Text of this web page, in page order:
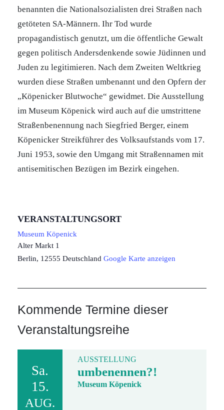
benannten die Nationalsozialisten drei Straßen nach
getöteten SA-Männern. Ihr Tod wurde
propagandistisch genutzt, um die öffentliche Gewalt
gegen politisch Andersdenkende sowie Jüdinnen und
Juden zu legitimieren. Nach dem Zweiten Weltkrieg
wurden diese Straßen umbenannt und den Opfern der
„Köpenicker Blutwoche“ gewidmet. Die Ausstellung
im Museum Köpenick wird auch auf die umstrittene
Straßenbenennung nach Siegfried Berger, einem
Köpenicker Streikführer des Volksaufstands vom 17.
Juni 1953, sowie den Umgang mit Straßennamen mit
antisemitischen Bezügen im Bezirk eingehen.
VERANSTALTUNGSORT
Museum Köpenick
Alter Markt 1
Berlin, 12555 Deutschland Google Karte anzeigen
Kommende Termine dieser
Veranstaltungsreihe
Sa.
15.
AUG.
AUSSTELLUNG
umbenennen?!
Museum Köpenick